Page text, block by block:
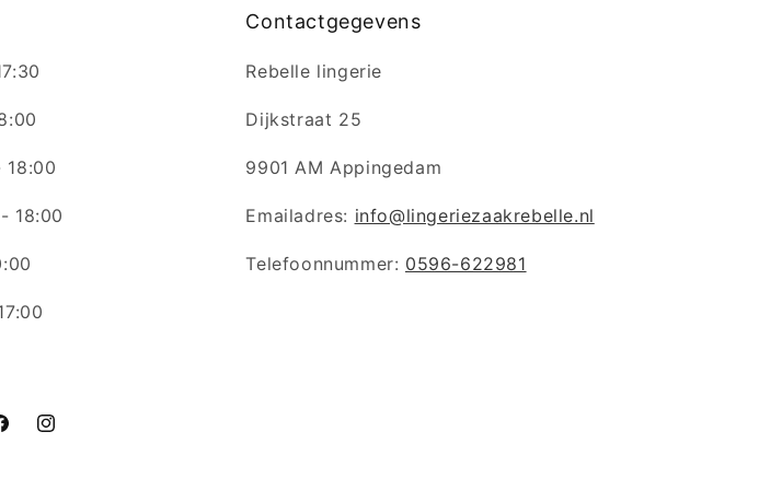
18:00
18:00
Contactgegevens
Rebelle lingerie
Dijkstraat 25
9901 AM Appingedam
Emailadres: info@lingeriezaakrebelle.nl
Telefoonnummer: 0596-622981
Instagram